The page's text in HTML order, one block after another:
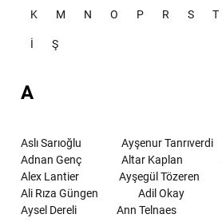
K M N O P R S T
İ Ş
A
Aslı Sarıoğlu
Ayşenur Tanrıverdi
Adnan Genç
Altar Kaplan
Alex Lantier
Ayşegül Tözeren
Ali Rıza Güngen
Adil Okay
Aysel Dereli
Ann Telnaes